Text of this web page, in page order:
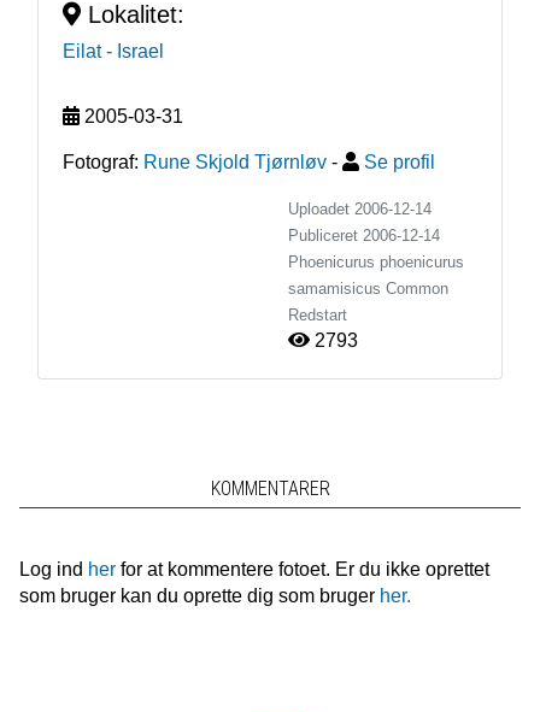
Lokalitet:
Eilat - Israel
2005-03-31
Fotograf: Rune Skjold Tjørnløv - Se profil
Uploadet 2006-12-14
Publiceret 2006-12-14
Phoenicurus phoenicurus
samamisicus Common
Redstart
2793
KOMMENTARER
Log ind herfor at kommentere fotoet. Er du ikke oprettet
som bruger kan du oprette dig som bruger her.